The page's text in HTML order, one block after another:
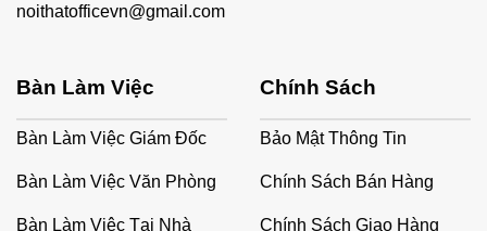
noithatofficevn@gmail.com
Bàn Làm Việc
Bàn Làm Việc Giám Đốc
Bàn Làm Việc Văn Phòng
Bàn Làm Việc Tại Nhà
Chính Sách
Bảo Mật Thông Tin
Chính Sách Bán Hàng
Chính Sách Giao Hàng